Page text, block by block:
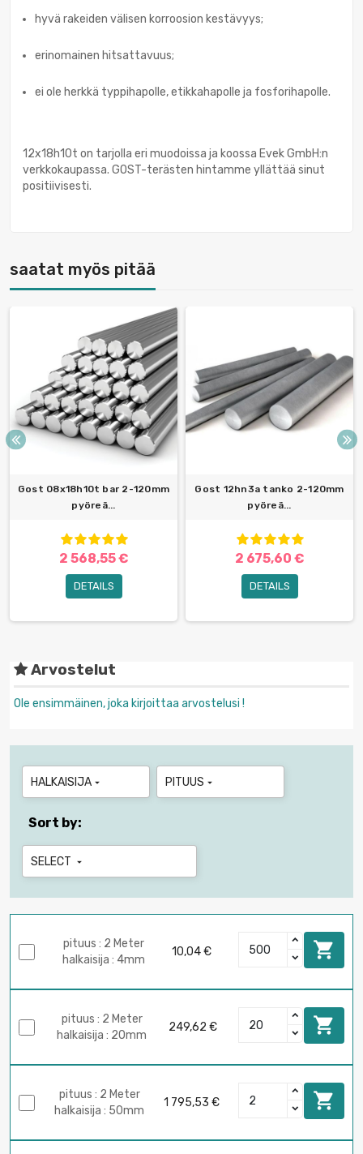
hyvä rakeiden välisen korroosion kestävyys;
erinomainen hitsattavuus;
ei ole herkkä typpihapolle, etikkahapolle ja fosforihapolle.
12x18h10t on tarjolla eri muodoissa ja koossa Evek GmbH:n
verkkokaupassa. GOST-terästen hintamme yllättää sinut
positiivisesti.
saatat myös pitää
Gost 08x18h10t bar 2-120mm
pyöreä...
2 568,55 €
DETAILS
Gost 12hn3a tanko 2-120mm
pyöreä...
2 675,60 €
DETAILS
Arvostelut
Ole ensimmäinen, joka kirjoittaa arvostelusi !
HALKAISIJA  PITUUS 
Sort by:
SELECT 
pituus : 2 Meter
halkaisija : 4mm
10,04 € 
pituus : 2 Meter
halkaisija : 20mm
249,62 € 
pituus : 2 Meter
halkaisija : 50mm
1 795,53 € 